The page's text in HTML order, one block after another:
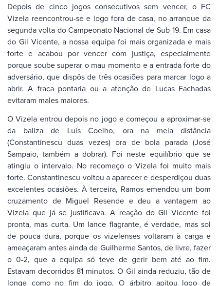
Depois de cinco jogos consecutivos sem vencer, o FC
Vizela reencontrou-se e logo fora de casa, no arranque da
segunda volta do Campeonato Nacional de Sub-19. Em casa
do Gil Vicente, a nossa equipa foi mais organizada e mais
forte e acabou por vencer com justiça, especialmente
porque soube superar o mau momento e a entrada forte do
adversário, que dispôs de três ocasiões para marcar logo a
abrir. A fraca pontaria ou a atenção de Lucas Fachadas
evitaram males maiores.
O Vizela entrou depois no jogo e começou a aproximar-se
da baliza de Luís Coelho, ora na meia distância
(Constantinescu duas vezes) ora de bola parada (José
Sampaio, também a dobrar). Foi neste equilíbrio que se
atingiu o intervalo. No recomeço o Vizela foi muito mais
forte. Constantinescu voltou a aparecer e desperdiçou duas
excelentes ocasiões. À terceira, Ramos emendou um bom
cruzamento de Miguel Resende e deu a vantagem ao
Vizela que já se justificava. A reação do Gil Vicente foi
pronta, mas curta. Um lance flagrante, é verdade, mas sol
de pouca dura, porque os vizelenses voltaram à carga e
ameaçaram antes ainda de Guilherme Santos, de livre, fazer
o 0-2, que a equipa só teve de gerir bem até ao fim.
Estavam decorridos 81 minutos. O Gil ainda reduziu, tão de
longe como no fim do jogo. O árbitro apitou logo de